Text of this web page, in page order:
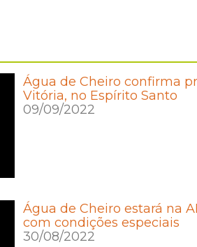
Água de Cheiro confirma
Vitória, no Espírito Santo
09/09/2022
Água de Cheiro estará na
com condições especiais
30/08/2022